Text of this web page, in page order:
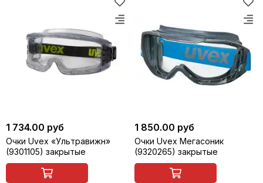
1 734.00 руб
Очки Uvex «Ультравижн»
(9301105) закрытые
1 850.00 руб
Очки Uvex Мегасоник
(9320265) закрытые